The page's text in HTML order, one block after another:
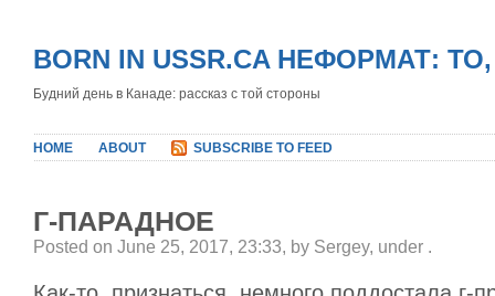
BORN IN USSR.CA НЕФОРМАТ:
Будний день в Канаде: рассказ с той стороны
HOME ABOUT SUBSCRIBE TO FEED
Г-ПАРАДНОЕ
Posted on June 25, 2017, 23:33, by Sergey, under .